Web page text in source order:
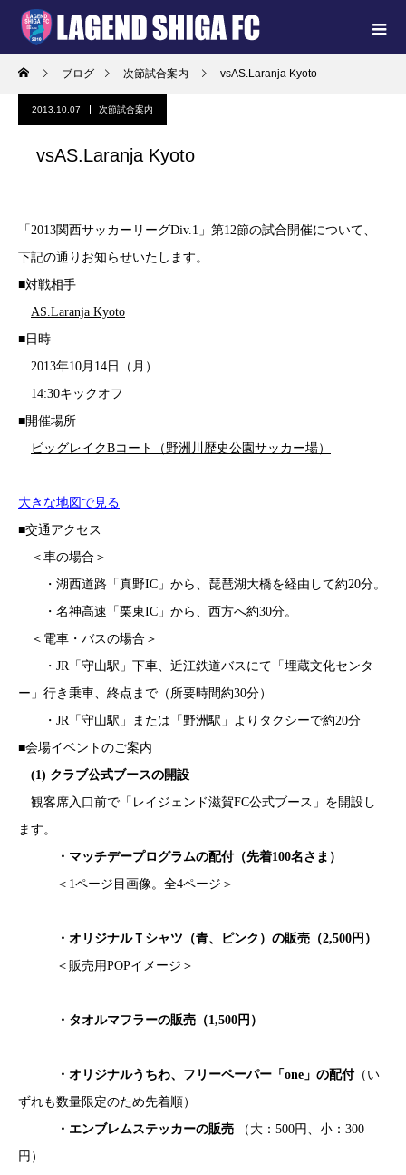
ブログ 次節試合案内 vsAS.Laranja Kyoto
2013.10.07 次節試合案内
vsAS.Laranja Kyoto
「2013関西サッカーリーグDiv.1」第12節の試合開催について、
下記の通りお知らせいたします。
■対戦相手
AS.Laranja Kyoto
■日時
2013年10月14日（月）
14:30キックオフ
■開催場所
ビッグレイクBコート（野洲川歴史公園サッカー場）
大きな地図で見る
■交通アクセス
＜車の場合＞
・湖西道路「真野IC」から、琵琶湖大橋を経由して約20分。
・名神高速「栗東IC」から、西方へ約30分。
＜電車・バスの場合＞
・JR「守山駅」下車、近江鉄道バスにて「埋蔵文化センタ
ー」行き乗車、終点まで（所要時間約30分）
・JR「守山駅」または「野洲駅」よりタクシーで約20分
■会場イベントのご案内
(1) クラブ公式ブースの開設
観客席入口前で「レイジェンド滋賀FC公式ブース」を開設し
ます。
・マッチデープログラムの配付（先着100名さま）
＜1ページ目画像。全4ページ＞
・オリジナルＴシャツ（青、ピンク）の販売（2,500円）
＜販売用POPイメージ＞
・タオルマフラーの販売（1,500円）
・オリジナルうちわ、フリーペーパー「one」の配付（い
ずれも数量限定のため先着順）
・エンブレムステッカーの販売 （大：500円、小：300
円）